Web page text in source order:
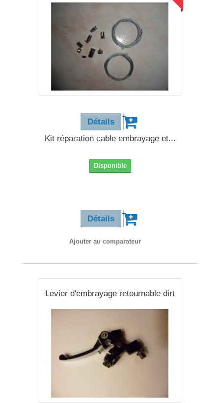
Détails
Kit réparation cable embrayage et...
Disponible
Détails
Ajouter au comparateur
Levier d'embrayage retournable dirt